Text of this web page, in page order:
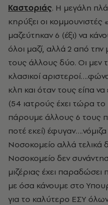
Καστοριάς. Η μεγάλη
κηρύξει οι
μαζεύτηκαν 6 (έξι) να
όλοι μαζί, αλλά 2 από
τους άλλους δύο. Οι μεν
κλασικοί
κλπ και όταν τους είπα
(54 ιατρούς έχει τώρα το
πάρουμε άλλους 6 τους
ποτέ εκεί)
Νοσοκομείο αλλά τελικά
Νοσοκομείο δεν
μιζέριας έχει παραδώσει
με όσα κάνουμε στο
για το καλύτερο ΕΣΥ